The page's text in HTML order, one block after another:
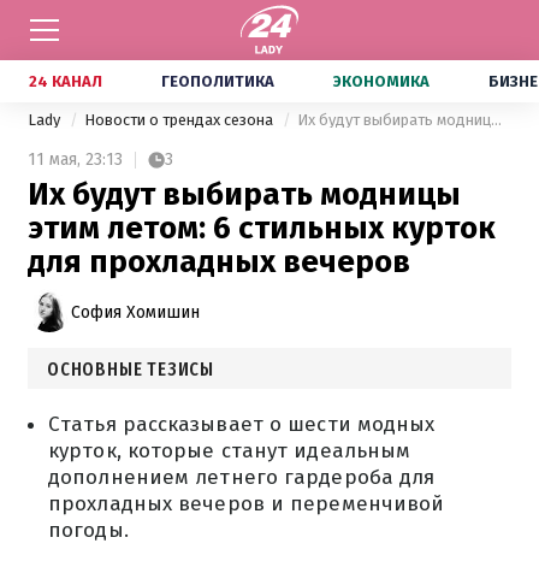
24 КАНАЛ ГЕОПОЛИТИКА ЭКОНОМИКА
Lady Новости о трендах сезона Их будут выбирать модницы этим летом: 6 стильных курток для прохладных вечеров
11 мая, 23:13 3
Их будут выбирать модницы
этим летом: 6 стильных курток
для прохладных вечеров
София Хомишин
ОСНОВНЫЕ ТЕЗИСЫ
Статья рассказывает о шести модных
курток, которые станут идеальным
дополнением летнего гардероба для
прохладных вечеров и переменчивой
погоды.